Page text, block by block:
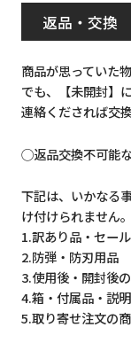
返品・交換
商品が思っていた
でも、【未開封】に
連絡くだされば交
◯返品交換不可能
下記は、いかなる
け付けられません。
1.訳あり品・セー
2.防弾・防刃用品
3.使用後・開封後
4.箱・付属品・説
5.取り寄せ注文の